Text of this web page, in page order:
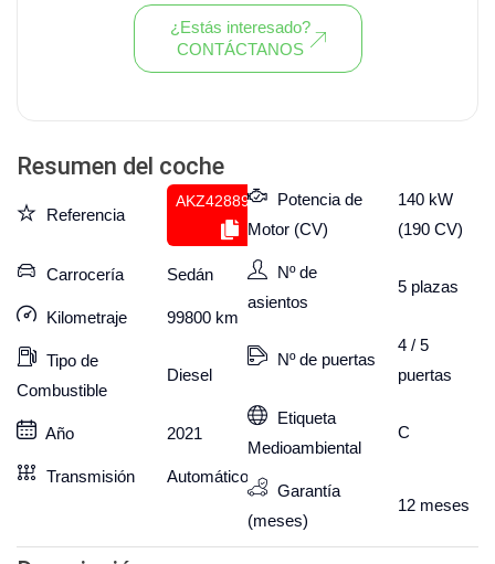
Resumen del coche
Referencia
AKZ428890582
Carrocería Sedán
Kilometraje 99800 km
Tipo de
Combustible
Diesel
Año 2021
Transmisión Automático
Potencia de
Motor (CV)
140 kW
(190 CV)
Nº de
asientos
5 plazas
Nº de puertas
4 / 5
puertas
Etiqueta
Medioambiental
C
Garantía
(meses)
12 meses
¿Estás interesado?
CONTÁCTANOS